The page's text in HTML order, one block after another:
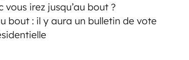
vous irez jusqu’au bout ?
bout : il y aura un bulletin de vote